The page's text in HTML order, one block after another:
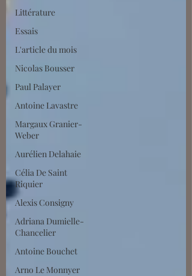
Littérature
Essais
L'article du mois
Nicolas Bousser
Paul Palayer
Antoine Lavastre
Margaux Granier-
Weber
Aurélien Delahaie
Célia De Saint
Riquier
Alexis Consigny
Adriana Dumielle-
Chancelier
Antoine Bouchet
Arno Le Monnyer